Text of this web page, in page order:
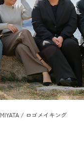
MIYATA / ロゴメイキング